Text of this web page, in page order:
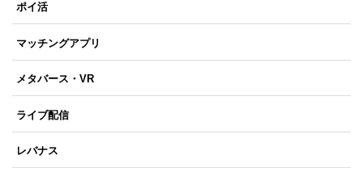
ポイ活
マッチングアプリ
メタバース・VR
ライブ配信
レバナス